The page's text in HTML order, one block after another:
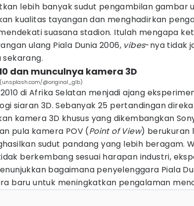
lebih banyak sudut pengambilan gambar
kualitas tayangan dan menghadirkan
suasana stadion. Itulah mengapa
ulang Piala Dunia 2006, vibes-nya tidak
dan munculnya kamera 3D
@original_glb)
di Afrika Selatan menjadi ajang
siaran 3D. Sebanyak 25 pertandingan
kamera 3D khusus yang dikembangkan
pula kamera POV (Point of View) berukuran
sudut pandang yang lebih beragam.
berkembang sesuai harapan industri,
bagaimana penyelenggara Piala
baru untuk meningkatkan pengalaman